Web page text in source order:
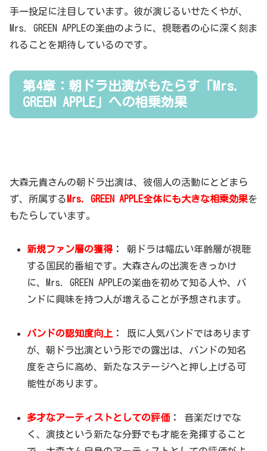
手一投足に注目しています。彼が演じるいせたくやが、
Mrs. GREEN APPLEの楽曲のように、視聴者の心に深く刻ま
れることを期待しているのです。
第4章：朝ドラ出演がもたらす「Mrs.
GREEN APPLE」への相乗効果
大森元貴さんの朝ドラ出演は、彼個人の活動にとどまら
ず、所属する Mrs. GREEN APPLE全体にも大きな相乗効果を
もたらしています。
新規ファン層の獲得 ：
朝ドラは幅広い年齢層が視聴
する国民的番組です。大森さんの出演をきっかけ
に、Mrs. GREEN APPLEの楽曲を初めて知る人や、バ
ンドに興味を持つ人が増えることが予想されます。
バンドの認知度向上 ：
既に人気バンドではあります
が、朝ドラ出演という形での露出は、バンドの知名
度をさらに高め、新たなステージへと押し上げる可
能性があります。
多才なアーティストとしての評価：
音楽だけでな
く、演技という新たな分野でも才能を発揮すること